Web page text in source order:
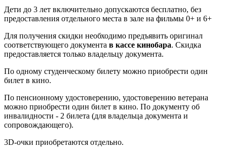
Дети до 3 лет включительно допускаются бесплатно, без
предоставления отдельного места в зале на фильмы 0+ и 6+
Для получения скидки необходимо предъявить оригинал
соответствующего документа в кассе кинобара. Скидка
предоставляется только владельцу документа.
По одному студенческому билету можно приобрести один
билет в кино.
По пенсионному удостоверению, удостоверению ветерана
можно приобрести один билет в кино. По документу об
инвалидности - 2 билета (для владельца документа и
сопровождающего).
3D-очки приобретаются отдельно.